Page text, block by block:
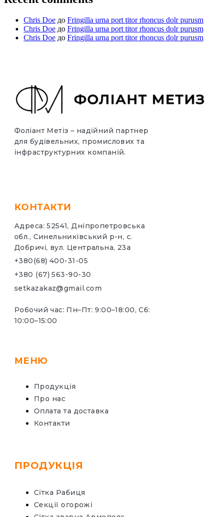
Chris Doe до Fringilla urna port titor rhoncus dolr purusm
Chris Doe до Fringilla urna port titor rhoncus dolr purusm
Chris Doe до Fringilla urna port titor rhoncus dolr purusm
Фоліант Метіз – надійний партнер
для будівельних, промислових та
інфраструктурних компаній.
КОНТАКТИ
Адреса: 52541, Дніпропетровська
обл., Синельниківський р-н, с.
Добричі, вул. Центральна, 23а
+380(68) 400-31-05
+380 (67) 563-90-30
setkazakaz@gmail.com
Робочий час: Пн–Пт: 9:00–18:00, Сб:
10:00–15:00
МЕНЮ
Продукція
Про нас
Оплата та доставка
Контакти
ПРОДУКЦІЯ
Сітка Рабиця
Секції огорожі